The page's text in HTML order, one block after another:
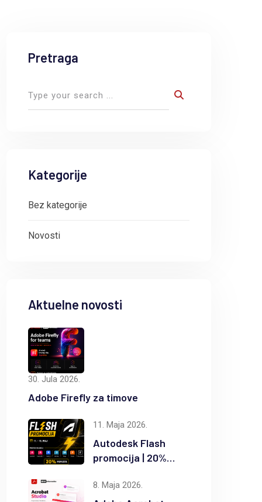
8. Maja 2026.
Adobe Acrobat Studio donosi
Pretraga
Kategorije
Bez kategorije
Novosti
Aktuelne novosti
30. Jula 2026.
Adobe Firefly za timove
11. Maja 2026.
Autodesk Flash
promocija | 20%
odabrane Autodesk
8. Maja 2026.